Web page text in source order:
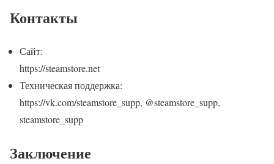
Контакты
Сайт:
https://steamstore.net
Техническая поддержка:
https://vk.com/steamstore_supp, @steamstore_supp,
steamstore_supp
Заключение